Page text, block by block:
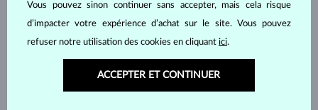
Vous pouvez sinon continuer sans accepter, mais cela risque
d’impacter votre expérience d’achat sur le site. Vous pouvez
refuser notre utilisation des cookies en cliquant ici.
ACCEPTER ET CONTINUER